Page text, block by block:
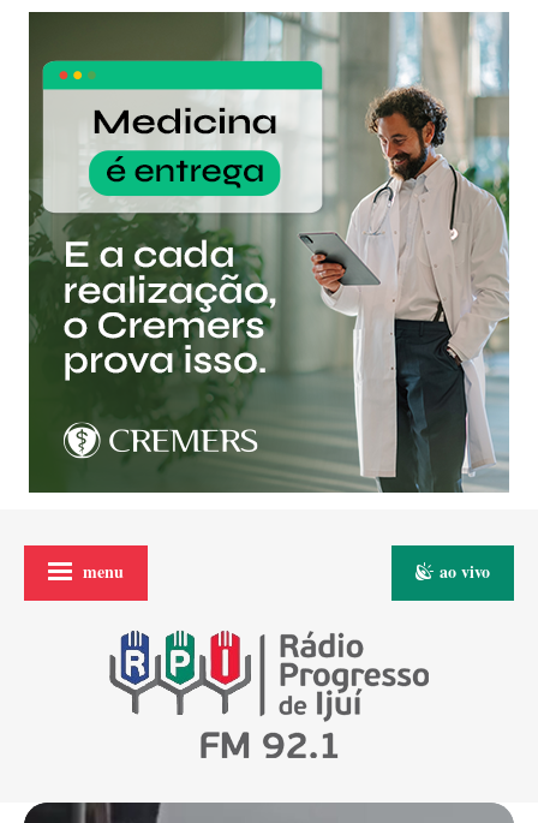
menu ao vivo